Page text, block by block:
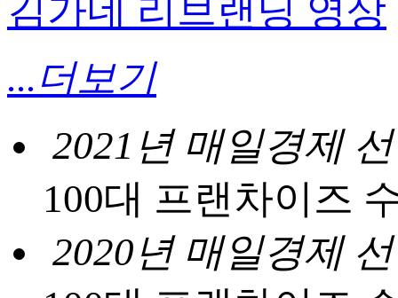
김가네 리브랜딩 영상
...더보기
2021년 매일경제
100대 프랜차이즈
2020년 매일경제